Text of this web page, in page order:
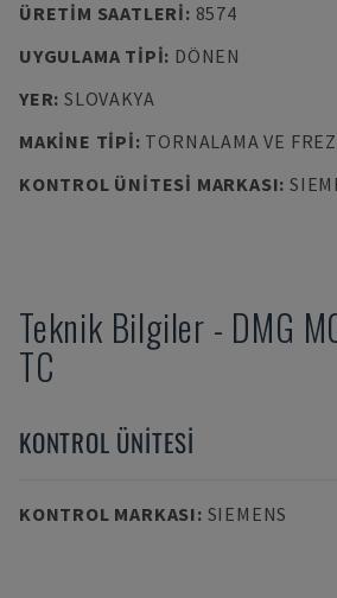
ÜRETIM SAATLERI: 8574
UYGULAMA TIPI: DÖNEN
YER: SLOVAKYA
MAKINE TIPI: TORNALAMA VE
KONTROL ÜNITESI MARKASI:
Teknik Bilgiler - DMG
TC
KONTROL ÜNITESI
KONTROL MARKASI: SIEMENS